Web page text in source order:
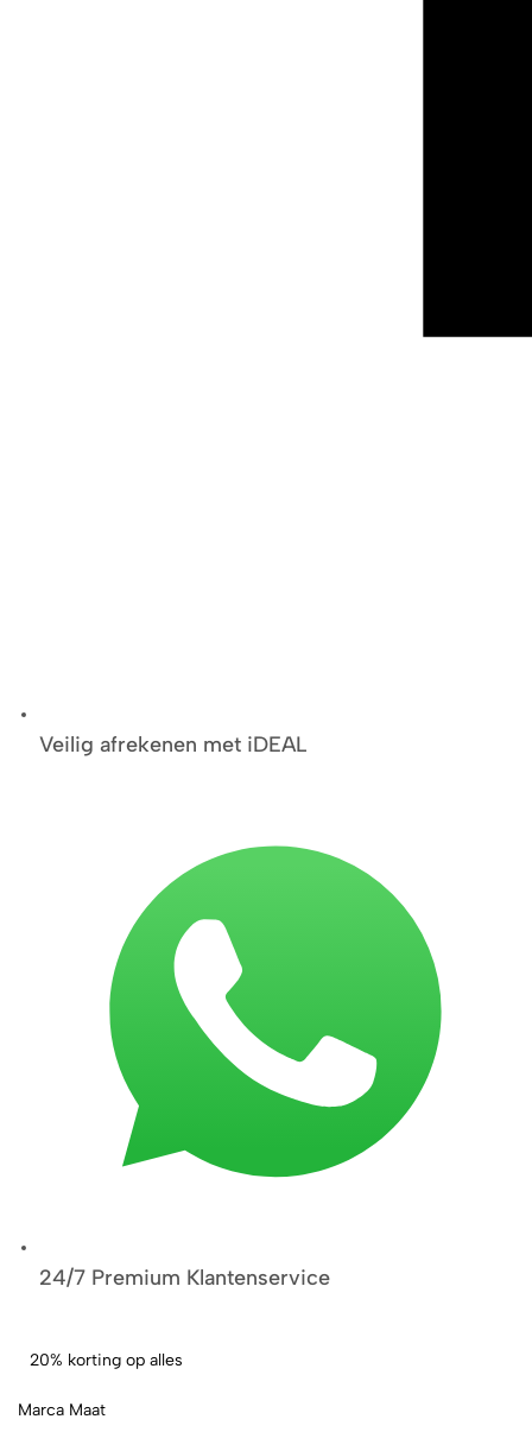
Veilig afrekenen met iDEAL
24/7 Premium Klantenservice
20% korting op alles
Marca Maat